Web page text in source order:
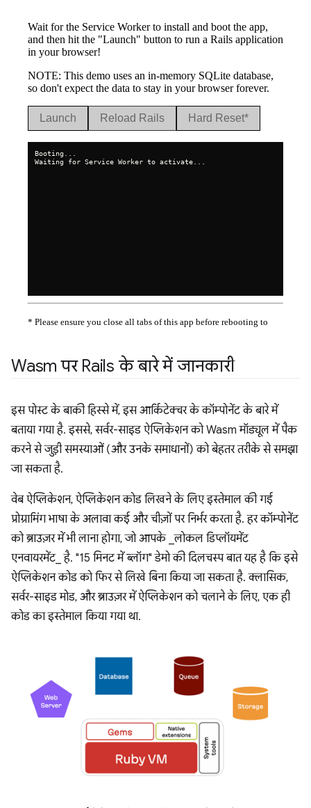
Wasm पर Rails के बारे में जानकारी
इस पोस्ट के बाकी हिस्से में, इस आर्किटेक्चर के कॉम्पोनेंट के बारे में
बताया गया है. इससे, सर्वर-साइड ऐप्लिकेशन को Wasm मॉड्यूल में पैक
करने से जुड़ी समस्याओं (और उनके समाधानों) को बेहतर तरीके से समझा
जा सकता है.
वेब ऐप्लिकेशन, ऐप्लिकेशन कोड लिखने के लिए इस्तेमाल की गई
प्रोग्रामिंग भाषा के अलावा कई और चीज़ों पर निर्भर करता है. हर कॉम्पोनेंट
को ब्राउज़र में भी लाना होगा, जो आपके _लोकल डिप्लॉयमेंट
एनवायरमेंट_ है. "15 मिनट में ब्लॉग" डेमो की दिलचस्प बात यह है कि इसे
ऐप्लिकेशन कोड को फिर से लिखे बिना किया जा सकता है. क्लासिक,
सर्वर-साइड मोड, और ब्राउज़र में ऐप्लिकेशन को चलाने के लिए, एक ही
कोड का इस्तेमाल किया गया था.